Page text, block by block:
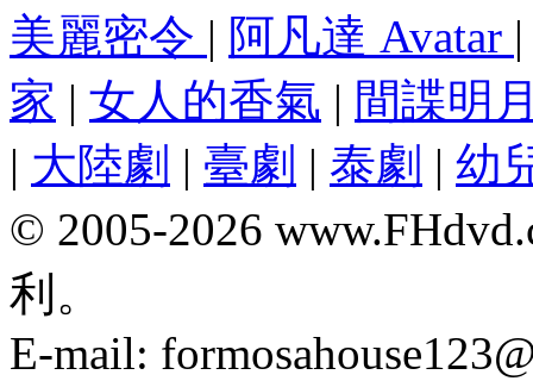
美麗密令 | 阿凡達 Avatar
家 | 女人的香氣 | 間諜明
| 大陸劇 | 臺劇 | 泰劇 | 幼
© 2005-2026
利。
E-mail: